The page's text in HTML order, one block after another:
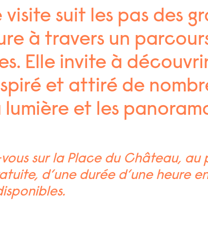
suit les pas des
à travers un
Elle invite à
et attiré de
et les
sur la Place du Château,
d’une durée d’une heure